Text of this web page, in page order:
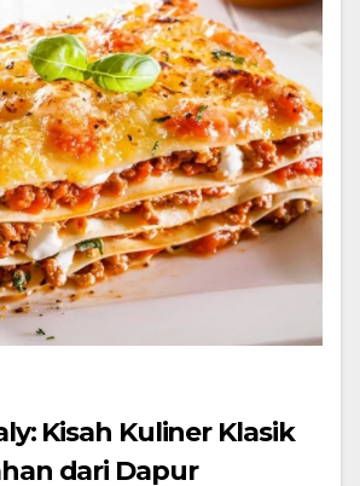
Kisah Kuliner Klasik
dari Dapur